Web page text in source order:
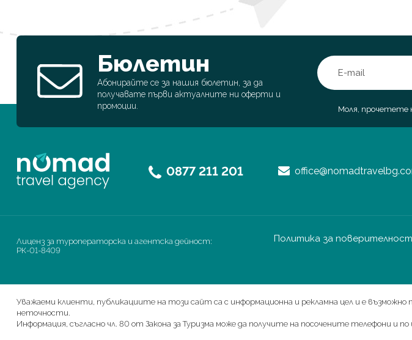
Бюлетин
Абонирайте се за нашия бюлетин, за да
получавате първи актуалните ни оферти и
промоции.
Моля,
0877 211 201
Лиценз за туроператорска и агентска дейност:
РК-01-8409
Политика за
Уважаеми клиенти, публикациите на този сайт са с информационна и рекламна цел и е възможно
неточности.
Информация, съгласно чл. 80 от Закона за Туризма може да получите на посочените телефони и по